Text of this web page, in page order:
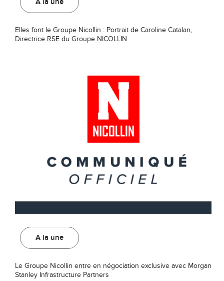
A la une
Elles font le Groupe Nicollin : Portrait de Caroline Catalan,
Directrice RSE du Groupe NICOLLIN
A la une
Le Groupe Nicollin entre en négociation exclusive avec Morgan
Stanley Infrastructure Partners